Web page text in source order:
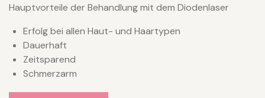
Hauptvorteile der Behandlung mit dem Diodenlaser
Erfolg bei allen Haut- und Haartypen
Dauerhaft
Zeitsparend
Schmerzarm